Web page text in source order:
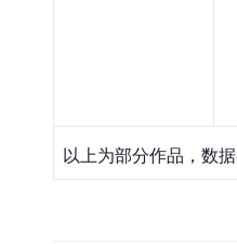
以上为部分作品，数